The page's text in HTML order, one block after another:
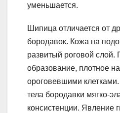
уменьшается.
Шипица отличается от
бородавок. Кожа на
развитый роговой
образование, плотное
ороговевшими клетками.
тела бородавки мягко-
консистенции. Явление